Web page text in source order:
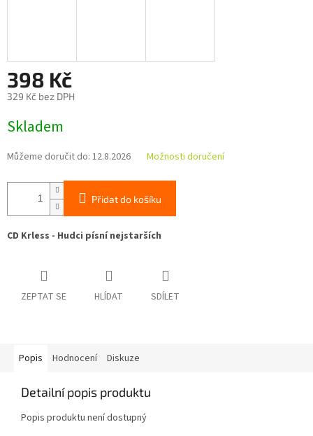
398 Kč
329 Kč bez DPH
cena:
Skladem
Můžeme doručit do: 12.8.2026 Možnosti doručení
Přidat do košíku
CD Krless - Hudci písní nejstarších
ZEPTAT SE HLÍDAT SDÍLET
Popis Hodnocení Diskuze
Detailní popis produktu
Popis produktu není dostupný